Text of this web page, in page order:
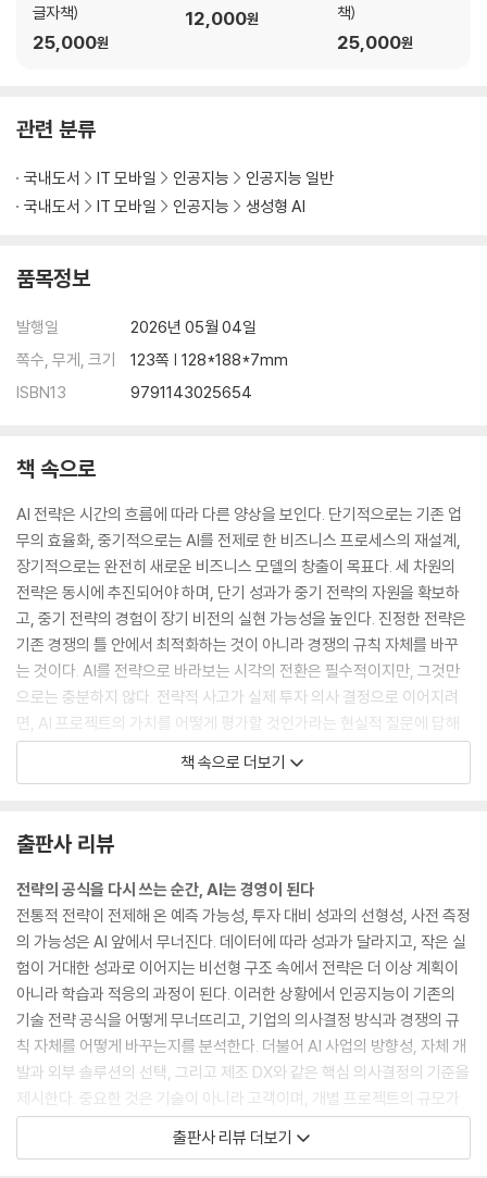
글자책)
25,000원
12,000원
책)
25,000원
관련 분류
국내도서 IT 모바일 인공지능
인공지능 일반
국내도서
IT 모바일 인공지능 생성형 AI
품목정보
발행일
2026년 05월 04일
쪽수, 무게, 크기
123쪽 | 128*188*7mm
ISBN13
9791143025654
책 속으로
AI 전략은 시간의 흐름에 따라 다른 양상을 보인다. 단기적으로는 기존 업
무의 효율화, 중기적으로는 AI를 전제로 한 비즈니스 프로세스의 재설계,
장기적으로는 완전히 새로운 비즈니스 모델의 창출이 목표다. 세 차원의
전략은 동시에 추진되어야 하며, 단기 성과가 중기 전략의 자원을 확보하
고, 중기 전략의 경험이 장기 비전의 실현 가능성을 높인다. 진정한 전략은
기존 경쟁의 틀 안에서 최적화하는 것이 아니라 경쟁의 규칙 자체를 바꾸
는 것이다. AI를 전략으로 바라보는 시각의 전환은 필수적이지만, 그것만
으로는 충분하지 않다. 전략적 사고가 실제 투자 의사 결정으로 이어지려
면, AI 프로젝트의 가치를 어떻게 평가할 것인가라는 현실적 질문에 답해
야 한다.
－01_“기술에서 전략으로” 중에서
통해 지속적으로 학습하고 진화할 수 있는 구조를 갖추고 있는가.” 이 질문
에 ‘그렇다’고 답할 수 있는 조직만이 AI 시대의 경쟁에서 살아남을 수 있
다. AI 기술은 빠르게 변하지만, 학습하는 조직의 가치는 변하지 않는다. 오
늘의 AI 기술이 내일 구식이 되더라도, 학습하는 조직은 새로운 기술을 빠
르게 흡수하고 적용할 수 있다. 조직 설계의 궁극적 목표는 특정 AI 기술의
도입이 아니라, 어떤 기술 변화에도 적응할 수 있는 학습 역량의 구축이다.
－03_“AI 역량과 조직 설계” 중에서
이들 기업의 공통점은 AI를 단순한 기술이 아니라 전략의 중심에 두었다는
점이다. 데이터는 단순한 부산물이 아니라 핵심 자산으로 관리되며, AI는
이를 활용하는 엔진으로 작동한다. 더 나아가 중요한 점은 AI를 통해 새로
운 시장을 창출했다는 것이다. 아마존 고, 테슬라의 로보택시, 오픈AI의 생
성형 AI 서비스 등은 기존 시장의 경쟁을 넘어 새로운 시장 자체를 만들어
책 속으로 더보기
출판사 리뷰
전략의 공식을 다시 쓰는 순간, AI는 경영이 된다
전통적 전략이 전제해 온 예측 가능성, 투자 대비 성과의 선형성, 사전 측정
의 가능성은 AI 앞에서 무너진다. 데이터에 따라 성과가 달라지고, 작은 실
험이 거대한 성과로 이어지는 비선형 구조 속에서 전략은 더 이상 계획이
아니라 학습과 적응의 과정이 된다. 이러한 상황에서 인공지능이 기존의
기술 전략 공식을 어떻게 무너뜨리고, 기업의 의사결정 방식과 경쟁의 규
칙 자체를 어떻게 바꾸는지를 분석한다. 더불어 AI 사업의 방향성, 자체 개
발과 외부 솔루션의 선택, 그리고 제조 DX와 같은 핵심 의사결정의 기준을
제시한다. 중요한 것은 기술이 아니라 고객이며, 개별 프로젝트의 규모가
아니라 데이터와 경험의 축적이라는 점을 강조한다. 또한 완벽한 계획 대
신 빠른 실험과 반복을 통해 학습하는 ‘실험 기반 전략’의 중요성을 구체적
출판사 리뷰 더보기